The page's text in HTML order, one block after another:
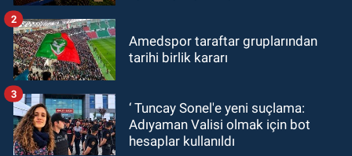
Amedspor taraftar gruplarından
tarihi birlik kararı
2
‘ Tuncay Sonel'e yeni suçlama:
Adıyaman Valisi olmak için bot
hesaplar kullanıldı
3